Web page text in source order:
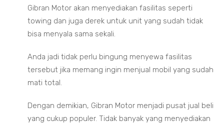
Gibran Motor akan menyediakan fasilitas seperti
towing dan juga derek untuk unit yang sudah tidak
bisa menyala sama sekali.
Anda jadi tidak perlu bingung menyewa fasilitas
tersebut jika memang ingin menjual mobil yang sudah
mati total.
Dengan demikian, Gibran Motor menjadi pusat jual beli
yang cukup populer. Tidak banyak yang menyediakan